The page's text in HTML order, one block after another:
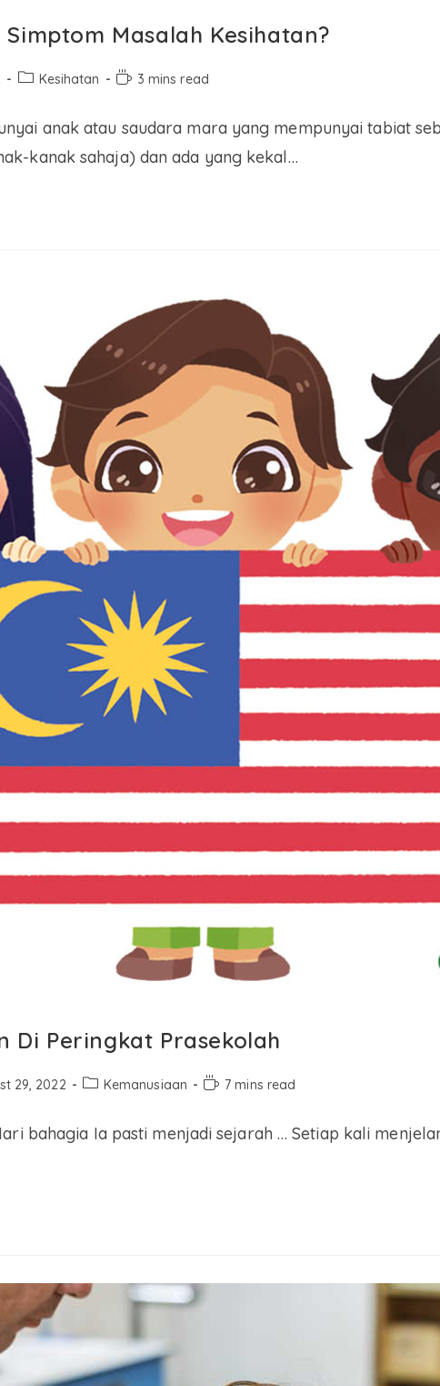
Masalah Kesihatan?
Kesihatan 3 mins read
anak atau saudara mara yang mempunyai tabiat
kanak sahaja) dan ada yang kekal…
Di Peringkat Prasekolah
29, 2022 Kemanusiaan 7 mins read
bahagia Ia pasti menjadi sejarah … Setiap kali